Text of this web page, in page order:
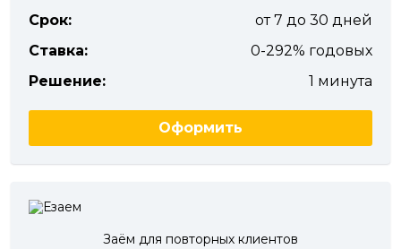
Срок:
от 7 до 30 дней
Ставка:
0-292% годовых
Решение:
1 минута
Оформить
Заём для повторных клиентов